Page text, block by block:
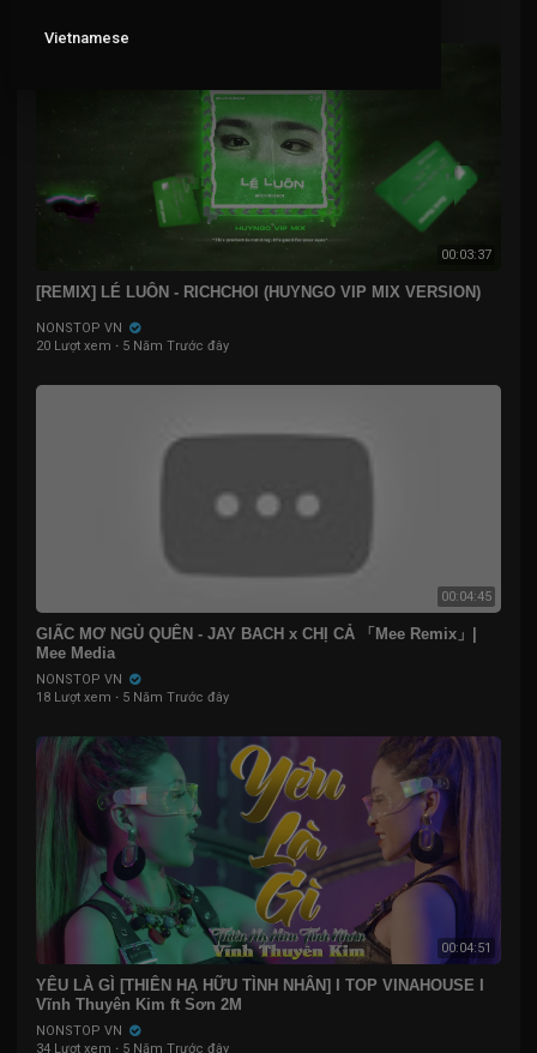
00:03:37
[REMIX] LÉ LUÔN - RICHCHOI (HUYNGO VIP MIX VERSION)
NONSTOP VN
20 Lượt xem · 5 Năm Trước đây
00:04:45
GIẤC MƠ NGỦ QUÊN - JAY BACH x CHỊ CẢ 「Mee Remix」|
Mee Media
NONSTOP VN
18 Lượt xem · 5 Năm Trước đây
00:04:51
YÊU LÀ GÌ [THIÊN HẠ HỮU TÌNH NHÂN] I TOP VINAHOUSE I
Vĩnh Thuyên Kim ft Sơn 2M
NONSTOP VN
34 Lượt xem · 5 Năm Trước đây
Vietnamese